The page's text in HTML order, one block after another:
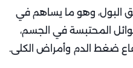
البول، وهو ما يساهم في
المحتبسة في الجسم،
ضغط الدم وأمراض الكلى.